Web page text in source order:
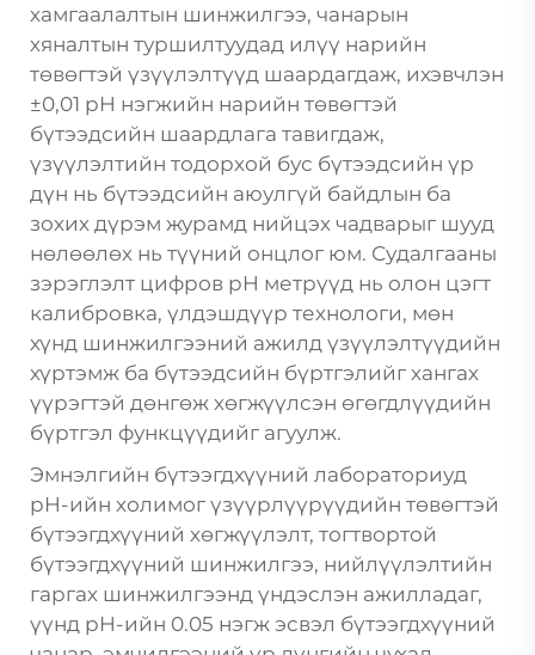
хамгаалалтын шинжилгээ, чанарын
хяналтын туршилтуудад илүү нарийн
төвөгтэй үзүүлэлтүүд шаардагдаж, ихэвчлэн
±0,01 pH нэгжийн нарийн төвөгтэй
бүтээдсийн шаардлага тавигдаж,
үзүүлэлтийн тодорхой бус бүтээдсийн үр
дүн нь бүтээдсийн аюулгүй байдлын ба
зохих дүрэм журамд нийцэх чадварыг шууд
нөлөөлөх нь түүний онцлог юм. Судалгааны
зэрэглэлт цифров pH метрүүд нь олон цэгт
калибровка, үлдэшдүүр технологи, мөн
хүнд шинжилгээний ажилд үзүүлэлтүүдийн
хүртэмж ба бүтээдсийн бүртгэлийг хангах
үүрэгтэй дөнгөж хөгжүүлсэн өгөгдлүүдийн
бүртгэл функцүүдийг агуулж.
Эмнэлгийн бүтээгдхүүний лабораториуд
pH-ийн холимог үзүүрлүүрүүдийн төвөгтэй
бүтээгдхүүний хөгжүүлэлт, тогтвортой
бүтээгдхүүний шинжилгээ, нийлүүлэлтийн
гаргах шинжилгээнд үндэслэн ажилладаг,
үүнд pH-ийн 0.05 нэгж эсвэл бүтээгдхүүний